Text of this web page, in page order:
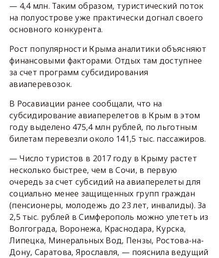
— 4,4 млн. Таким образом, туристический поток
на полуострове уже практически догнал своего
основного конкурента.
Рост популярности Крыма аналитики объясняют
финансовыми факторами. Отдых там доступнее
за счет программ субсидирования
авиаперевозок.
В Росавиации ранее сообщали, что на
субсидирование авиаперелетов в Крым в этом
году выделено 475,4 млн рублей, по льготным
билетам перевезли около 141,5 тыс. пассажиров.
— Число туристов в 2017 году в Крыму растет
несколько быстрее, чем в Сочи, в первую
очередь за счет субсидий на авиаперелеты для
социально менее защищенных групп граждан
(пенсионеры, молодежь до 23 лет, инвалиды). За
2,5 тыс. рублей в Симферополь можно улететь из
Волгограда, Воронежа, Краснодара, Курска,
Липецка, Минеральных Вод, Пензы, Ростова-на-
Дону, Саратова, Ярославля, — пояснила ведущий